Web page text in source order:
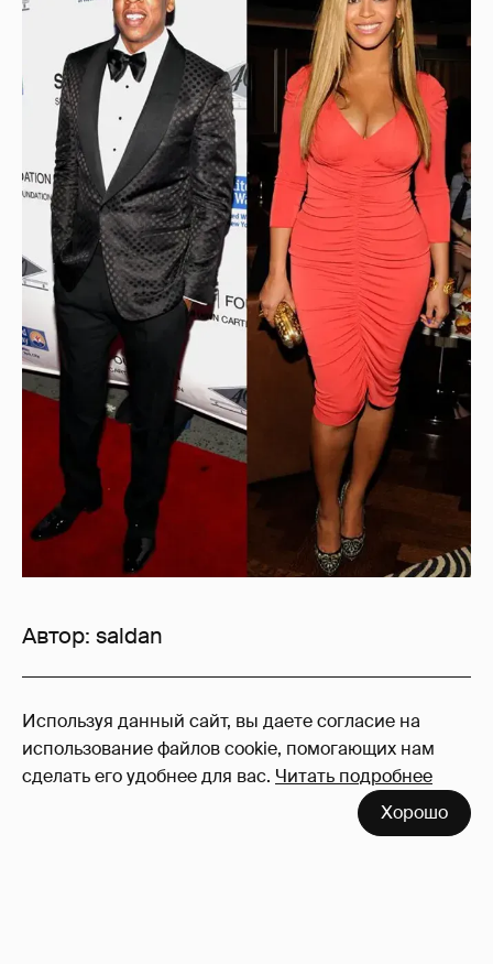
Используя данный сайт, вы даете согласие на
использование файлов cookie, помогающих нам
сделать его удобнее для вас. Читать подробнее
Хорошо
Автор: saldan
44
Войдите в аккаунт, чтобы читать и
оставлять комментарии